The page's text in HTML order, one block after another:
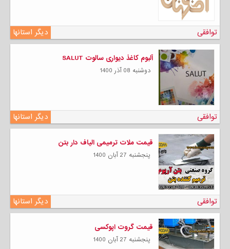
دیگر استانها توافقی
آلبوم کاغذ دیواری سالوت SALUT
دوشنبه 08 آذر 1400
دیگر استانها توافقی
قیمت ملات ترمیمی الیاف دار بتن
پنجشنبه 27 آبان 1400
دیگر استانها توافقی
قیمت گروت اپوکسی
پنجشنبه 27 آبان 1400